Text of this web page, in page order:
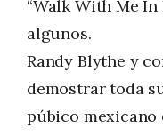
“Walk With Me
algunos.
Randy Blythe y
demostrar toda
púbico mexicano